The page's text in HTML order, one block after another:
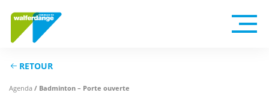
RETOUR
Agenda / Badminton – Porte ouverte